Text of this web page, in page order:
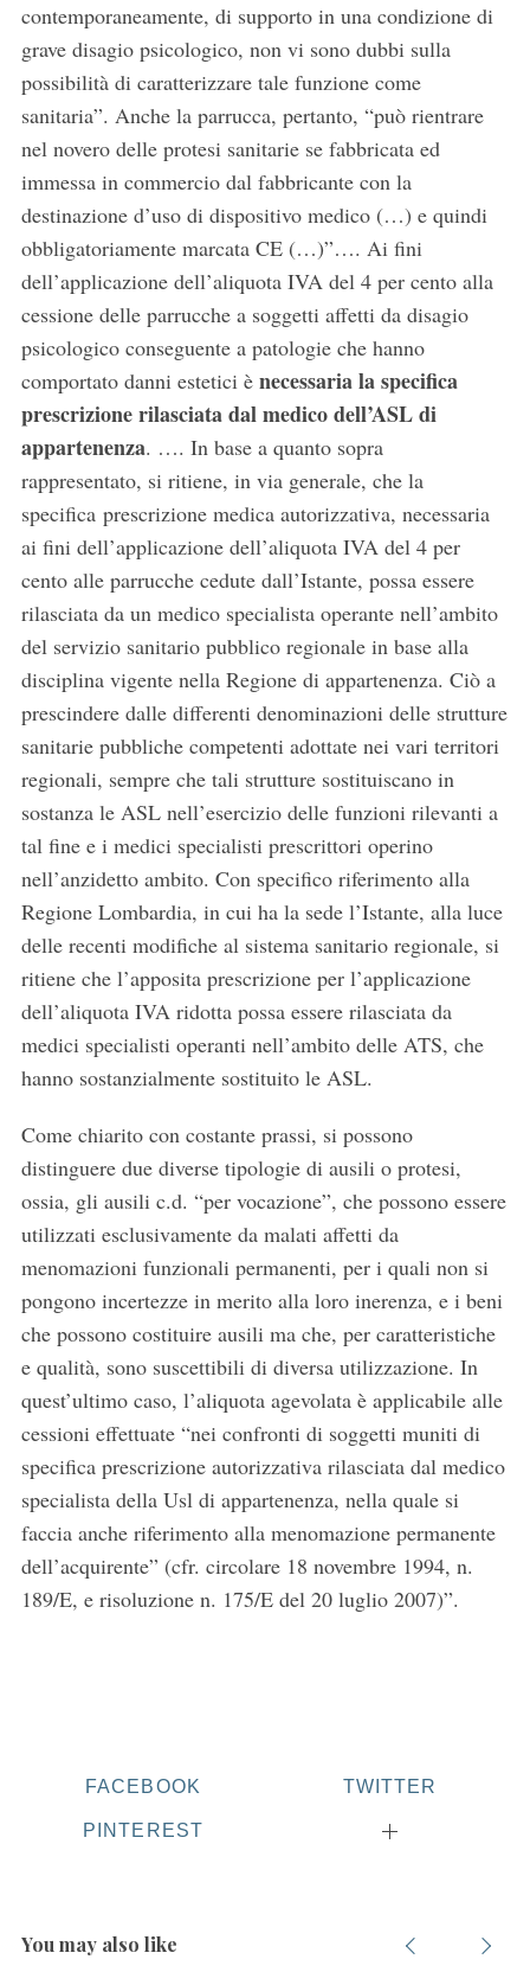
contemporaneamente, di supporto in una condizione di
grave disagio psicologico, non vi sono dubbi sulla
possibilità di caratterizzare tale funzione come
sanitaria”. Anche la parrucca, pertanto, “può rientrare
nel novero delle protesi sanitarie se fabbricata ed
immessa in commercio dal fabbricante con la
destinazione d’uso di dispositivo medico (…) e quindi
obbligatoriamente marcata CE (…)”…. Ai fini
dell’applicazione dell’aliquota IVA del 4 per cento alla
cessione delle parrucche a soggetti affetti da disagio
psicologico conseguente a patologie che hanno
comportato danni estetici è necessaria la specifica
prescrizione rilasciata dal medico dell’ASL di
appartenenza. …. In base a quanto sopra
rappresentato, si ritiene, in via generale, che la
specifica prescrizione medica autorizzativa, necessaria
ai fini dell’applicazione dell’aliquota IVA del 4 per
cento alle parrucche cedute dall’Istante, possa essere
rilasciata da un medico specialista operante nell’ambito
del servizio sanitario pubblico regionale in base alla
disciplina vigente nella Regione di appartenenza. Ciò a
prescindere dalle differenti denominazioni delle strutture
sanitarie pubbliche competenti adottate nei vari territori
regionali, sempre che tali strutture sostituiscano in
sostanza le ASL nell’esercizio delle funzioni rilevanti a
tal fine e i medici specialisti prescrittori operino
nell’anzidetto ambito. Con specifico riferimento alla
Regione Lombardia, in cui ha la sede l’Istante, alla luce
delle recenti modifiche al sistema sanitario regionale, si
ritiene che l’apposita prescrizione per l’applicazione
dell’aliquota IVA ridotta possa essere rilasciata da
medici specialisti operanti nell’ambito delle ATS, che
hanno sostanzialmente sostituito le ASL.
Come chiarito con costante prassi, si possono
distinguere due diverse tipologie di ausili o protesi,
ossia, gli ausili c.d. “per vocazione”, che possono essere
utilizzati esclusivamente da malati affetti da
menomazioni funzionali permanenti, per i quali non si
pongono incertezze in merito alla loro inerenza, e i beni
che possono costituire ausili ma che, per caratteristiche
e qualità, sono suscettibili di diversa utilizzazione. In
quest’ultimo caso, l’aliquota agevolata è applicabile alle
cessioni effettuate “nei confronti di soggetti muniti di
specifica prescrizione autorizzativa rilasciata dal medico
specialista della Usl di appartenenza, nella quale si
faccia anche riferimento alla menomazione permanente
dell’acquirente” (cfr. circolare 18 novembre 1994, n.
189/E, e risoluzione n. 175/E del 20 luglio 2007)”.
FACEBOOK TWITTER
PINTEREST
You may also like
S
e
a
c
h
f
o
: